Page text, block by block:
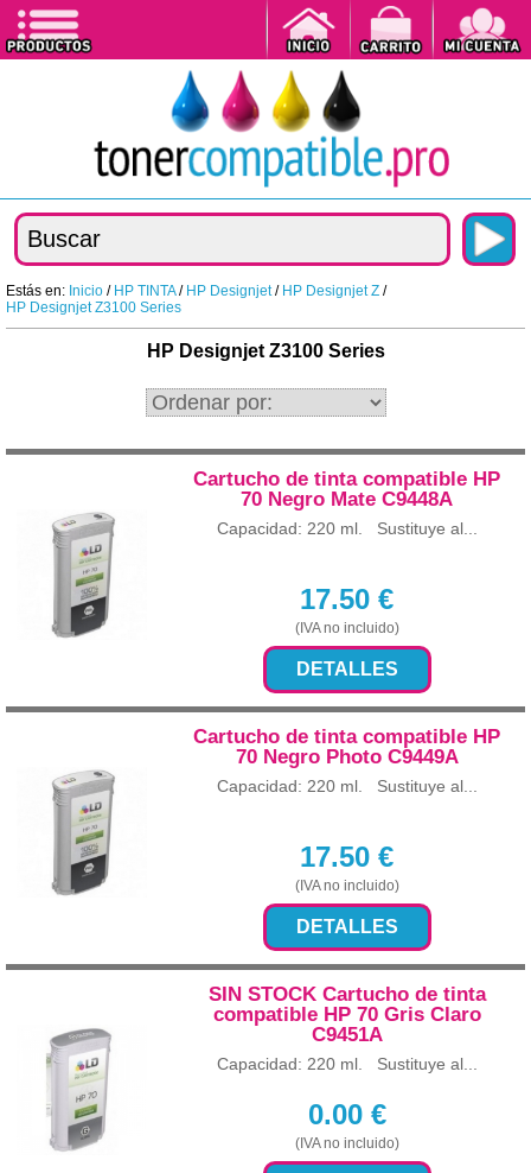
Estás en: Inicio / HP TINTA/ HP Designjet/ HP Designjet Z /
HP Designjet Z3100 Series
HP Designjet Z3100 Series
Cartucho de tinta compatible HP
70 Negro Mate C9448A
Capacidad: 220 ml. Sustituye al...
17.50 €
(IVA no incluido)
DETALLES
Cartucho de tinta compatible HP
70 Negro Photo C9449A
Capacidad: 220 ml. Sustituye al...
17.50 €
(IVA no incluido)
DETALLES
SIN STOCK Cartucho de tinta
compatible HP 70 Gris Claro
C9451A
Capacidad: 220 ml. Sustituye al...
0.00€
(IVA no incluido)